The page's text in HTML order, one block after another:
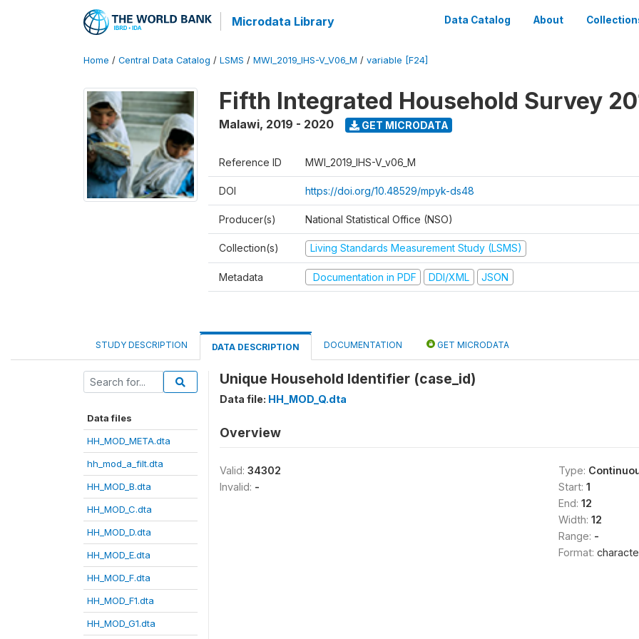
Microdata Library Data Catalog About
Home / Central Data Catalog / LSMS / MWI_2019_IHS-V_V06_M / variable [F24]
Fifth Integrated Household Survey
Malawi, 2019 - 2020 GET MICRODATA
Reference ID MWI_2019_IHS-V_v06_M
DOI https://doi.org/10.48529/mpyk-ds48
Producer(s) National Statistical Office (NSO)
Collection(s) Living Standards Measurement Study (LSMS)
Metadata Documentation in PDF DDI/XML JSON
STUDY DESCRIPTION DATA DESCRIPTION DOCUMENTATION GET MICRODATA
Data files
HH_MOD_META.dta
hh_mod_a_filt.dta
HH_MOD_B.dta
HH_MOD_C.dta
HH_MOD_D.dta
HH_MOD_E.dta
HH_MOD_F.dta
HH_MOD_F1.dta
HH_MOD_G1.dta
Unique Household Identifier (case_id)
Data file: HH_MOD_Q.dta
Overview
Valid: 34302
Invalid: -
Type:
Start: 1
End: 12
Width: 12
Range: -
Format: